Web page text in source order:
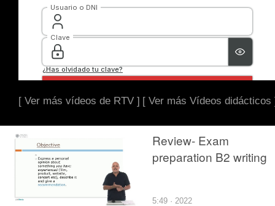
[ Ver más vídeos de RTV ] [ Ver más Vídeos didácticos
Review- Exam
preparation B2 writing
5:49 · 2022